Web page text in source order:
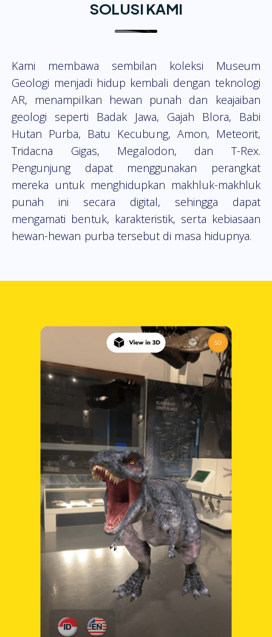
SOLUSI KAMI
Kami membawa sembilan koleksi Museum
Geologi menjadi hidup kembali dengan teknologi
AR, menampilkan hewan punah dan keajaiban
geologi seperti Badak Jawa, Gajah Blora, Babi
Hutan Purba, Batu Kecubung, Amon, Meteorit,
Tridacna Gigas, Megalodon, dan T-Rex.
Pengunjung dapat menggunakan perangkat
mereka untuk menghidupkan makhluk-makhluk
punah ini secara digital, sehingga dapat
mengamati bentuk, karakteristik, serta kebiasaan
hewan-hewan purba tersebut di masa hidupnya.